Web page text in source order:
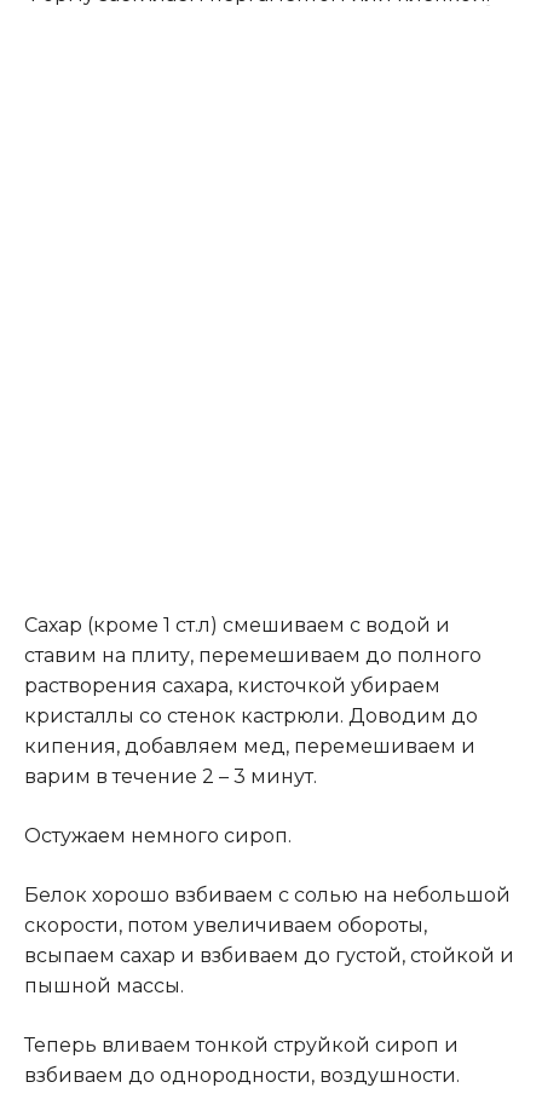
Сахар (кроме 1 ст.л) смешиваем с водой и
ставим на плиту, перемешиваем до полного
растворения сахара, кисточкой убираем
кристаллы со стенок кастрюли. Доводим до
кипения, добавляем мед, перемешиваем и
варим в течение 2 – 3 минут.
Остужаем немного сироп.
Белок хорошо взбиваем с солью на небольшой
скорости, потом увеличиваем обороты,
всыпаем сахар и взбиваем до густой, стойкой и
пышной массы.
Теперь вливаем тонкой струйкой сироп и
взбиваем до однородности, воздушности.